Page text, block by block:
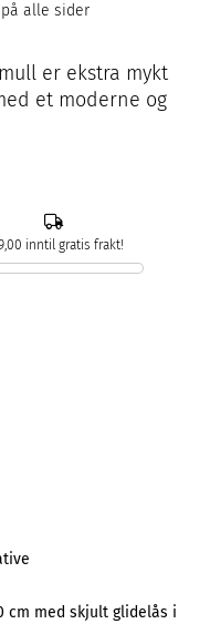
alle sider
er ekstra mykt
et moderne og
inntil gratis frakt!
cm med skjult glidelås i